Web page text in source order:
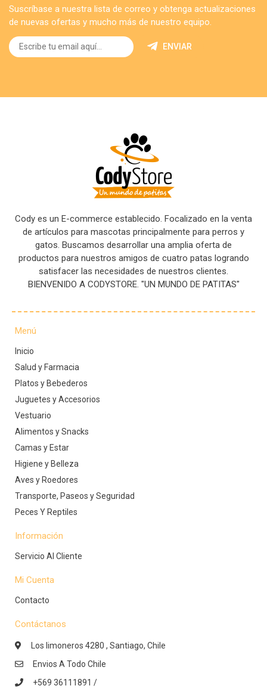
Suscríbase a nuestra lista de correo y obtenga actualizaciones
de nuevas ofertas y mucho más de nuestro equipo.
ENVIAR
Cody es un E-commerce establecido. Focalizado en la venta
de artículos para mascotas principalmente para perros y
gatos. Buscamos desarrollar una amplia oferta de
productos para nuestros amigos de cuatro patas logrando
satisfacer las necesidades de nuestros clientes.
BIENVENIDO A CODYSTORE. "UN MUNDO DE PATITAS"
Menú
Inicio
Salud y Farmacia
Platos y Bebederos
Juguetes y Accesorios
Vestuario
Alimentos y Snacks
Camas y Estar
Higiene y Belleza
Aves y Roedores
Transporte, Paseos y Seguridad
Peces Y Reptiles
Información
Servicio Al Cliente
Mi Cuenta
Contacto
Contáctanos
Los limoneros 4280 , Santiago, Chile
Envios A Todo Chile
+569 36111891 /